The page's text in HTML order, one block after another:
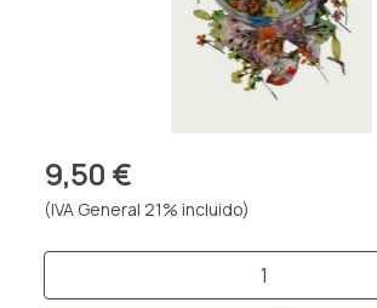
9,50 €
(IVA General 21% incluido)